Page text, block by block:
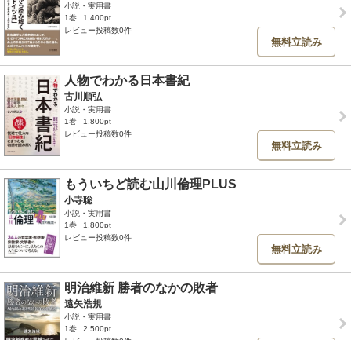
小説・実用書
1巻
1,400pt
レビュー投稿数0件
無料立読み
人物でわかる日本書紀
古川順弘
小説・実用書
1巻
1,800pt
レビュー投稿数0件
無料立読み
もういちど読む山川倫理PLUS
小寺聡
小説・実用書
1巻
1,800pt
レビュー投稿数0件
無料立読み
明治維新 勝者のなかの敗者
遠矢浩規
小説・実用書
1巻
2,500pt